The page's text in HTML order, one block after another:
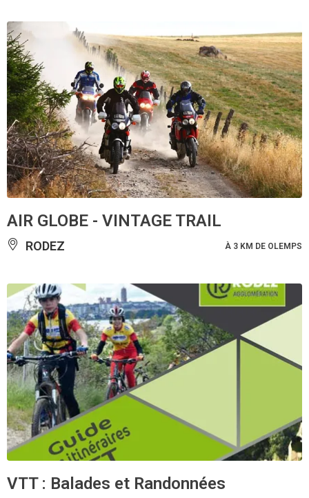
AIR GLOBE - VINTAGE TRAIL
RODEZ À 3 KM DE OLEMPS
VTT : Balades et Randonnées